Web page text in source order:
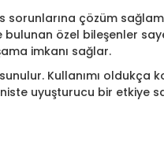
çözüm
özel bileşenler
imkanı sağlar.
Kullanımı oldukça
uyuşturucu bir etkiye